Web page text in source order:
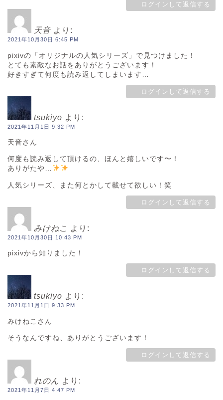
ログインして返信する
天音 より:
2021年10月30日 6:45 PM
pixivの「オリジナルの人気シリーズ」で見つけました！
とても素敵なお話をありがとうございます！
好きすぎて何度も読み返してしまいます…
ログインして返信する
tsukiyo より:
2021年11月1日 9:32 PM
天音さん
何度も読み返して頂けるの、ほんと嬉しいです〜！
ありがたや…
人気シリーズ、また何とかして載せて欲しい！笑
ログインして返信する
みけねこ より:
2021年10月30日 10:43 PM
pixivから知りました！
ログインして返信する
tsukiyo より:
2021年11月1日 9:33 PM
みけねこさん
そうなんですね、ありがとうございます！
ログインして返信する
れのん より:
2021年11月7日 4:47 PM